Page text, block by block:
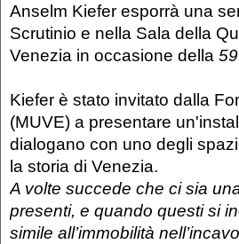
Anselm Kiefer esporrà una
Scrutinio e nella Sala della
Venezia in occasione della
Kiefer è stato invitato dalla
(MUVE) a presentare
dialogano con uno degli
la storia di Venezia.
A volte succede che ci sia
presenti, e quando questi si
simile all’immobilità